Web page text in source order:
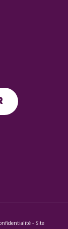
- Site